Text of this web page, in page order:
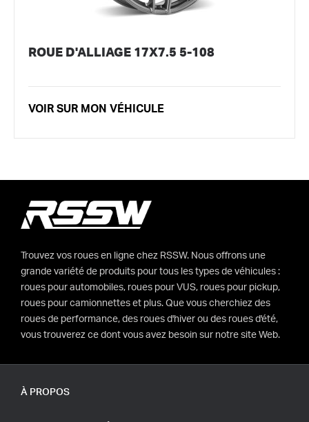
ROUE D'ALLIAGE 17X7.5 5-108
VOIR SUR MON VÉHICULE
À PROPOS
Trouvez vos roues en ligne chez RSSW. Nous offrons une
grande variété de produits pour tous les types de véhicules :
roues pour automobiles, roues pour VUS, roues pour pickup,
roues pour camionnettes et plus. Que vous cherchiez des
roues de performance, des roues d'hiver ou des roues d'été,
vous trouverez ce dont vous avez besoin sur notre site Web.